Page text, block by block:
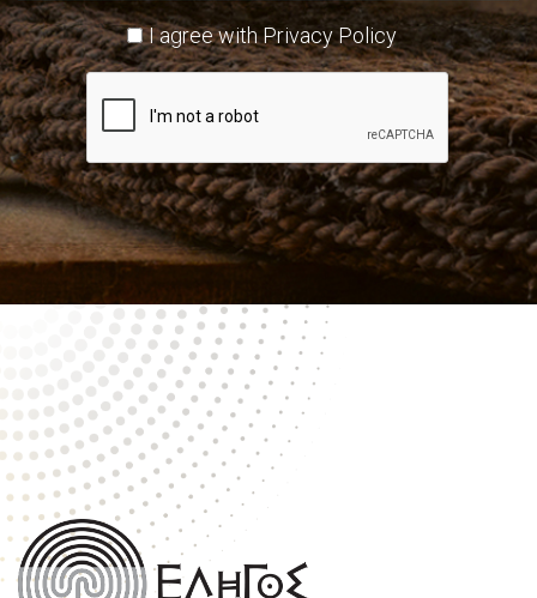
I agree withPrivacy Policy